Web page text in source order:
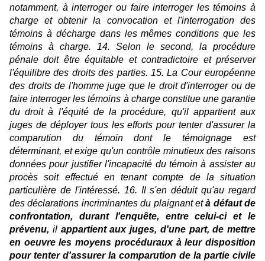
notamment, à interroger ou faire interroger les témoins à
charge et obtenir la convocation et l'interrogation des
témoins à décharge dans les mêmes conditions que les
témoins à charge. 14. Selon le second, la procédure
pénale doit être équitable et contradictoire et préserver
l'équilibre des droits des parties. 15. La Cour européenne
des droits de l'homme juge que le droit d'interroger ou de
faire interroger les témoins à charge constitue une garantie
du droit à l'équité de la procédure, qu'il appartient aux
juges de déployer tous les efforts pour tenter d'assurer la
comparution du témoin dont le témoignage est
déterminant, et exige qu'un contrôle minutieux des raisons
données pour justifier l'incapacité du témoin à assister au
procès soit effectué en tenant compte de la situation
particulière de l'intéressé. 16. Il s'en déduit qu'au regard
des déclarations incriminantes du plaignant età défaut de
confrontation, durant l'enquête, entre celui-ci et le
prévenu, il appartient aux juges, d'une part, de mettre
en oeuvre les moyens procéduraux à leur disposition
pour tenter d'assurer la comparution de la partie civile